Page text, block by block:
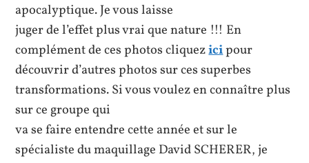
apocalyptique. Je vous laisse
juger de l’effet plus vrai que nature !!! En
complément de ces photos cliquezicipour
découvrir d’autres photos sur ces superbes
transformations. Si vous voulez en connaître plus
sur ce groupe qui
va se faire entendre cette année et sur le
spécialiste du maquillage David SCHERER, je